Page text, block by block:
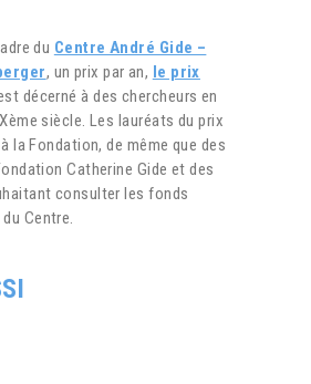
du Centre André Gide –
, un prix par an, le prix
décerné à des chercheurs en
siècle. Les lauréats du prix
la Fondation, de même que des
Catherine Gide et des
consulter les fonds
Centre.